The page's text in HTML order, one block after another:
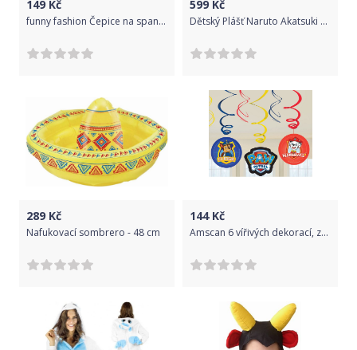
149 Kč
funny fashion Čepice na spaní - pruhovaná
599 Kč
Dětský Plášť Naruto Akatsuki Cosplay
289 Kč
Nafukovací sombrero - 48 cm
144Kč
Amscan 6 vířivých dekorací, závěsných Paw Patrol 2018 fólie / papír 61 cm